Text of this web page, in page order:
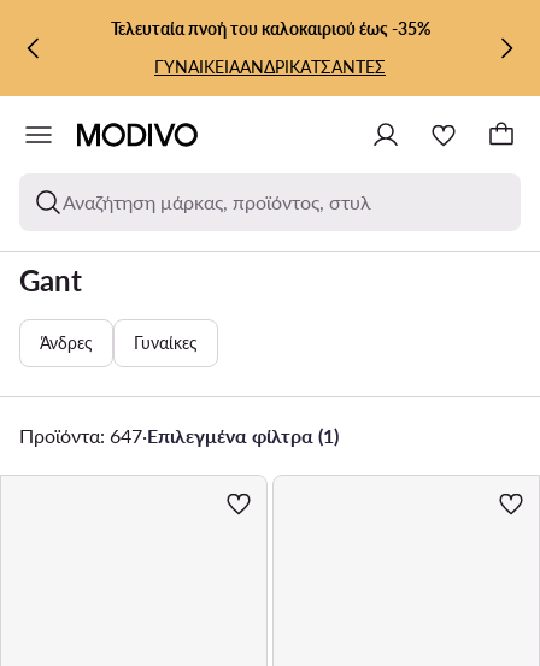
ΜΕΤΆΒΑΣΗ ΣΤΟ ΚΎΡΙΟ ΠΕΡΙΕΧΌΜΕΝΟ
ΜΕΤΆΒΑΣΗ ΣΤΗΝ ΑΝΑΖΉΤΗΣΗ
Τελευταία πνοή του καλοκαιριού έως -35%
ΓΥΝΑΙΚΕΙΑΑΝΔΡΙΚΑΤΣΑΝΤΕΣ
Αναζήτηση μάρκας, προϊόντος, στυλ
Gant
Άνδρες Γυναίκες
Προϊόντα: 647·Επιλεγμένα φίλτρα (1)